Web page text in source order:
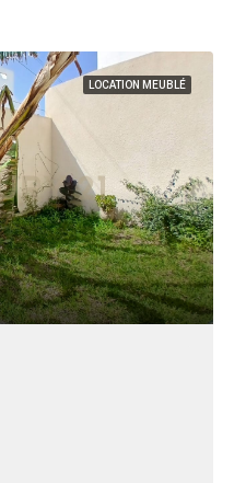
LOCATION MEUBLÉ